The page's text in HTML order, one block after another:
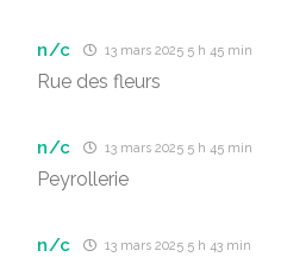
n/c 13 mars 2025 5 h 45 min
Rue des fleurs
n/c 13 mars 2025 5 h 45 min
Peyrollerie
n/c 13 mars 2025 5 h 43 min